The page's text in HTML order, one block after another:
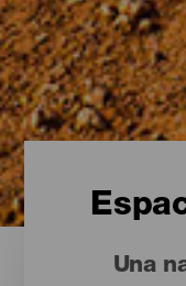
Una